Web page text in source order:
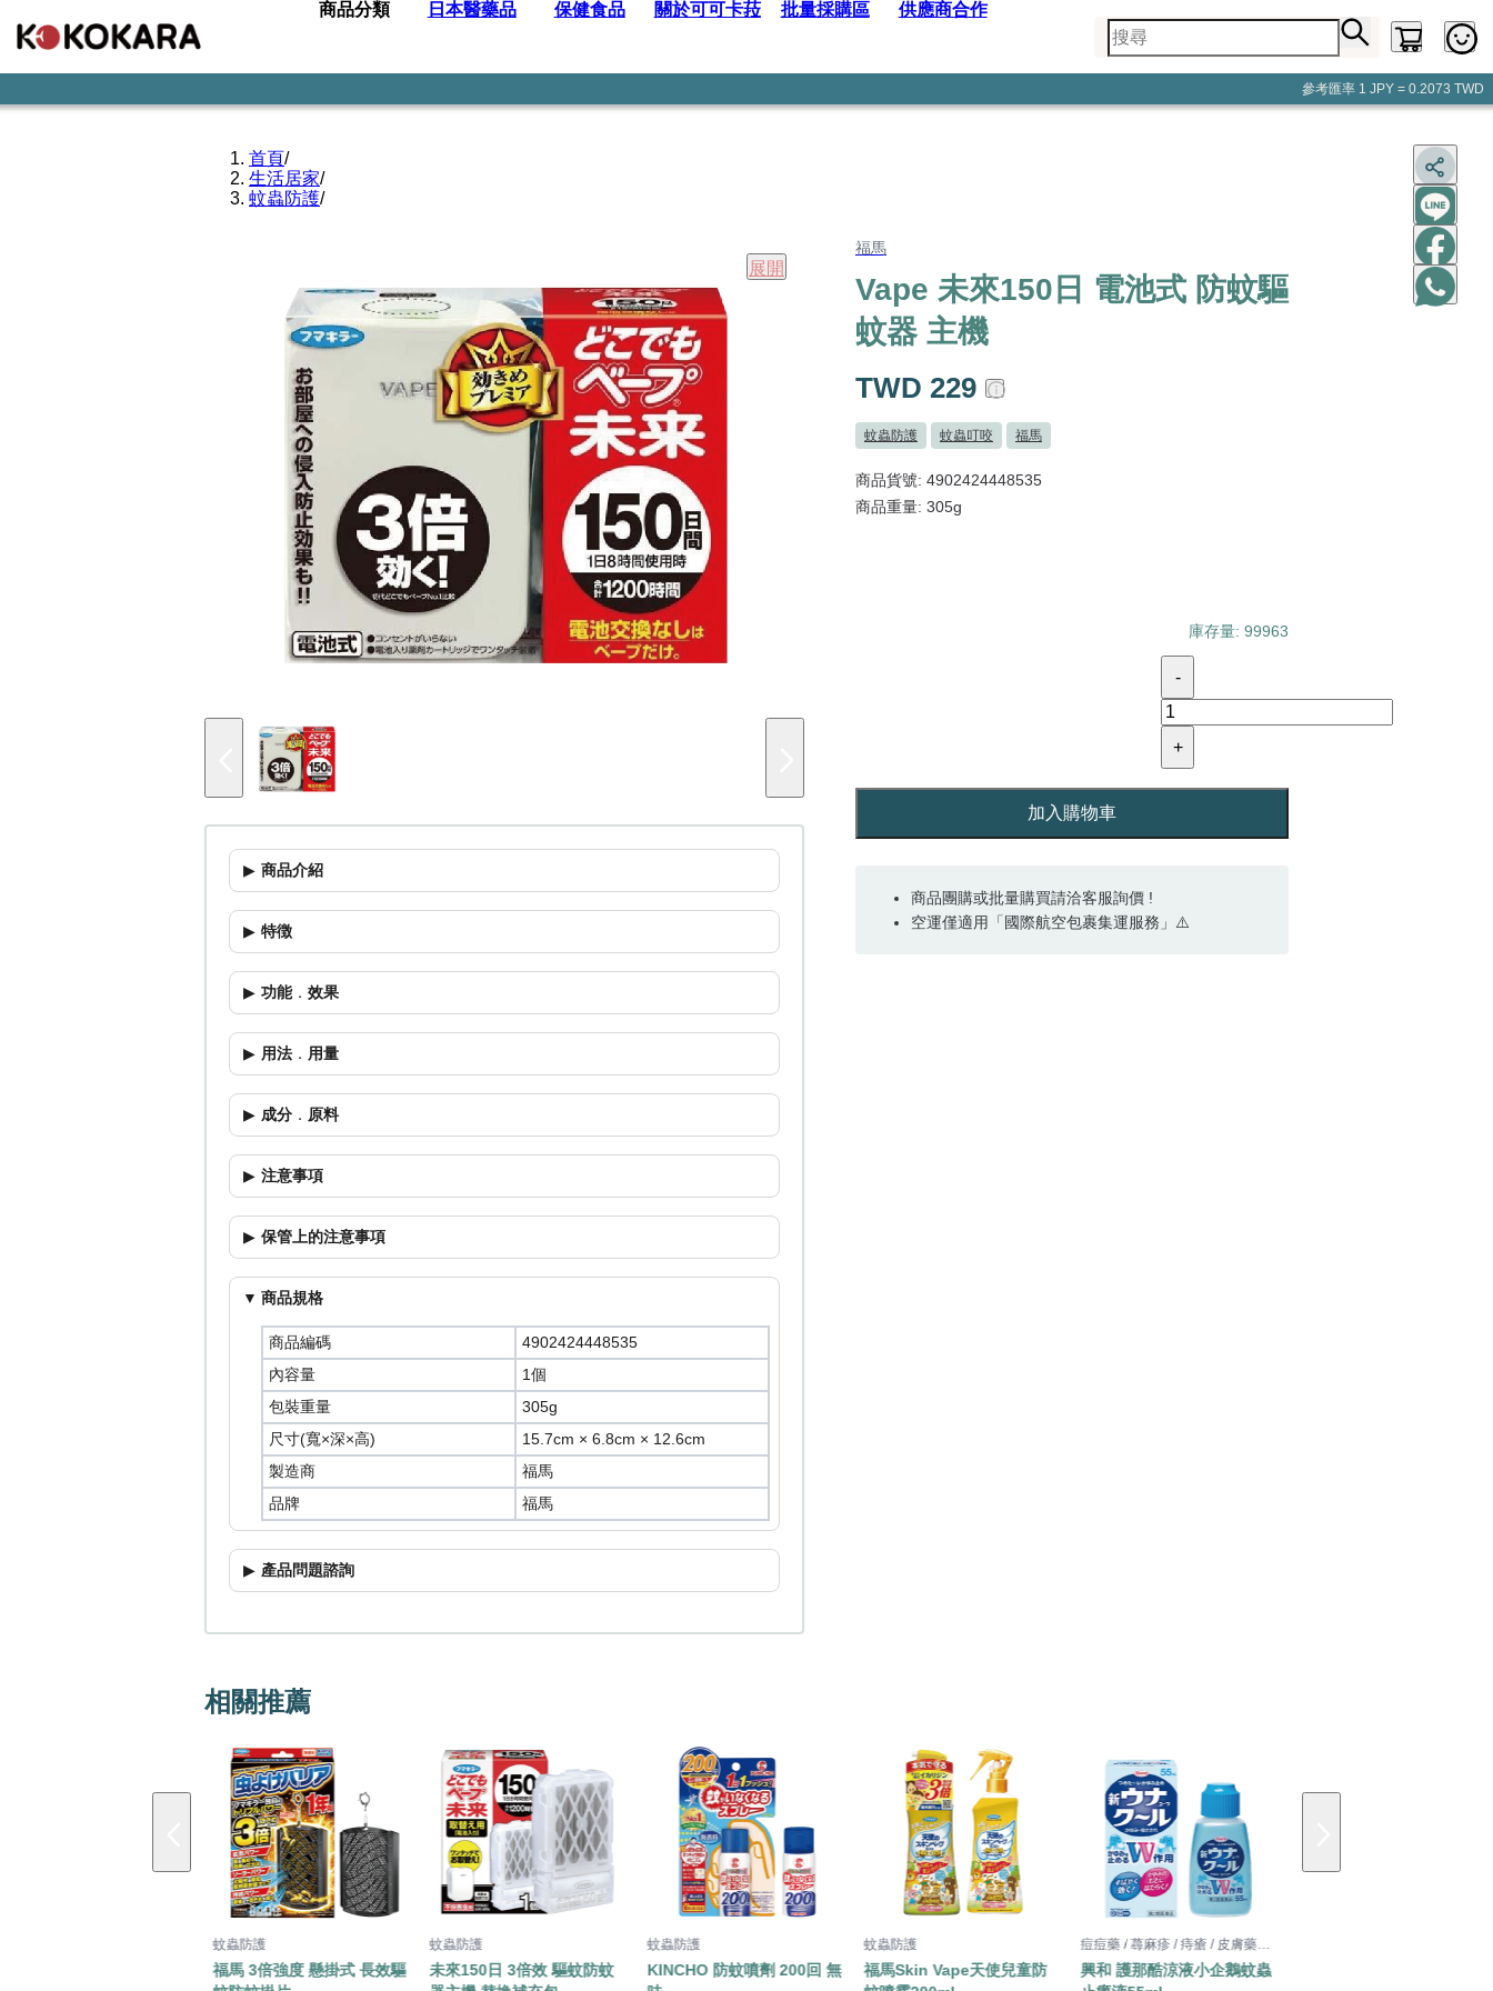
商品分類 日本醫藥品 保健食品 關於可可卡菈 批量採購區 供應商合作
參考匯率 1 JPY = 0.2073 TWD
首頁/
生活居家/
蚊蟲防護/
展開
商品介紹
特徴
功能． 效果
用法 ． 用量
成分 ． 原料
注意事項
保管上的注意事項
商品規格
商品編碼
4902424448535
內容量
1個
包裝重量
305g
尺寸(寬×深×高)
15.7cm × 6.8cm × 12.6cm
製造商
福馬
品牌
福馬
產品問題諮詢
福馬
Vape 未來150日 電池式 防蚊驅
蚊器 主機
TWD 229
蚊蟲防護 蚊蟲叮咬 福馬
商品貨號: 4902424448535
商品重量: 305g
庫存量: 99963
-
+
加入購物車
商品團購或批量購買請洽客服詢價 !
空運僅適用「國際航空包裹集運服務」⚠️
相關推薦
蚊蟲防護
福馬 3倍強度 懸掛式 長效驅
蚊蟲防護
未來150日 3倍效 驅蚊防蚊
蚊蟲防護
KINCHO 防蚊噴劑 200回 無
蚊蟲防護
福馬Skin Vape天使兒童防
痘痘藥 / 蕁麻疹 / 痔瘡 / 皮膚藥膏 /皮膚用藥
興和 護那酷涼液小企鵝蚊蟲